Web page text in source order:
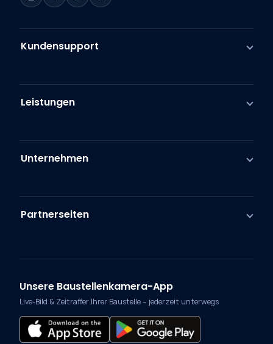
Kundensupport
Leistungen
Unternehmen
Partnerseiten
Unsere Baustellenkamera-App
Live-Bild & Zeitraffer Ihrer Baustelle – jederzeit unterwegs